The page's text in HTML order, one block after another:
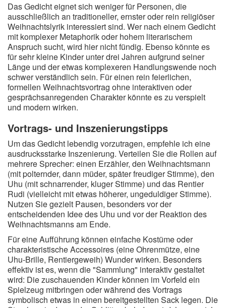
Das Gedicht eignet sich weniger für Personen, die
ausschließlich an traditioneller, ernster oder rein religiöser
Weihnachtslyrik interessiert sind. Wer nach einem Gedicht
mit komplexer Metaphorik oder hohem literarischem
Anspruch sucht, wird hier nicht fündig. Ebenso könnte es
für sehr kleine Kinder unter drei Jahren aufgrund seiner
Länge und der etwas komplexeren Handlungswende noch
schwer verständlich sein. Für einen rein feierlichen,
formellen Weihnachtsvortrag ohne interaktiven oder
gesprächsanregenden Charakter könnte es zu verspielt
und modern wirken.
Vortrags- und Inszenierungstipps
Um das Gedicht lebendig vorzutragen, empfehle ich eine
ausdrucksstarke Inszenierung. Verteilen Sie die Rollen auf
mehrere Sprecher: einen Erzähler, den Weihnachtsmann
(mit polternder, dann müder, später freudiger Stimme), den
Uhu (mit schnarrender, kluger Stimme) und das Rentier
Rudi (vielleicht mit etwas höherer, ungeduldiger Stimme).
Nutzen Sie gezielt Pausen, besonders vor der
entscheidenden Idee des Uhu und vor der Reaktion des
Weihnachtsmanns am Ende.
Für eine Aufführung können einfache Kostüme oder
charakteristische Accessoires (eine Ohrenmütze, eine
Uhu-Brille, Rentiergeweih) Wunder wirken. Besonders
effektiv ist es, wenn die "Sammlung" interaktiv gestaltet
wird: Die zuschauenden Kinder können im Vorfeld ein
Spielzeug mitbringen oder während des Vortrags
symbolisch etwas in einen bereitgestellten Sack legen. Die